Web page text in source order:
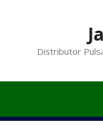
Distributor